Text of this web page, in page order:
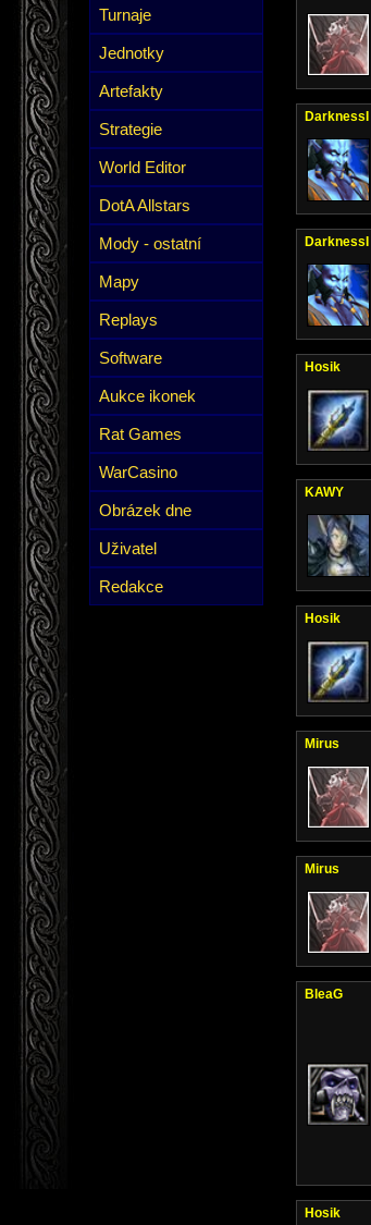
Turnaje
Jednotky
Artefakty
Strategie
World Editor
DotA Allstars
Mody - ostatní
Mapy
Replays
Software
Aukce ikonek
Rat Games
WarCasino
Obrázek dne
Uživatel
Redakce
DarknessI
DarknessI
Hosik
KAWY
Hosik
Mirus
Mirus
BleaG
Hosik